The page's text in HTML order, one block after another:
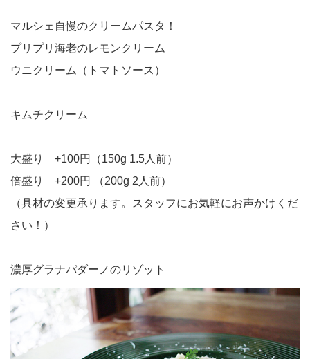
マルシェ自慢のクリームパスタ！
プリプリ海老のレモンクリーム
ウニクリーム（トマトソース）
キムチクリーム
大盛り +100円（150g 1.5人前）
倍盛り +200円 （200g 2人前）
（具材の変更承ります。スタッフにお気軽にお声かけくだ
さい！）
濃厚グラナパダーノのリゾット